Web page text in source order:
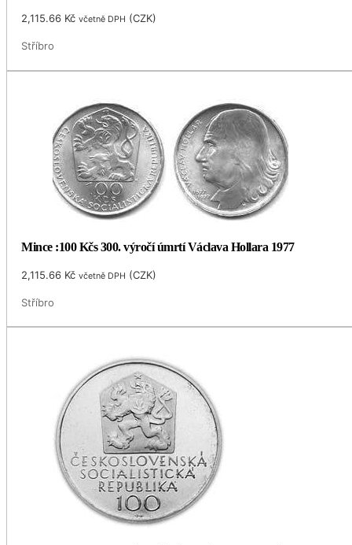
2,115.66 Kč včetně DPH (CZK)
Stříbro
Mince :100 Kčs 300. výročí úmrtí Václava Hollara 1977
2,115.66 Kč včetně DPH (CZK)
Stříbro